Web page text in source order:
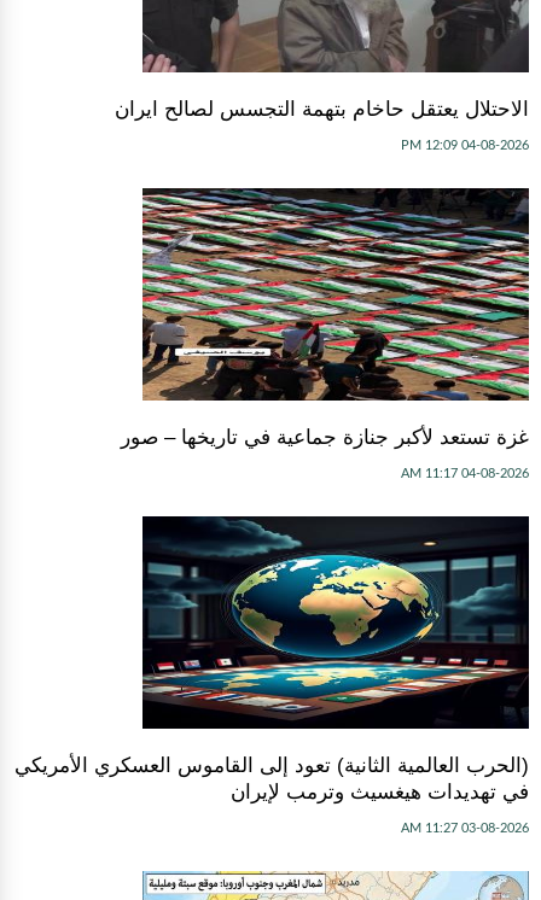
الاحتلال يعتقل حاخام بتهمة التجسس لصالح ايران
04-08-2026 12:09 PM
غزة تستعد لأكبر جنازة جماعية في تاريخها – صور
04-08-2026 11:17 AM
(الحرب العالمية الثانية) تعود إلى القاموس العسكري الأمريكي
في تهديدات هيغسيث وترمب لإيران
03-08-2026 11:27 AM